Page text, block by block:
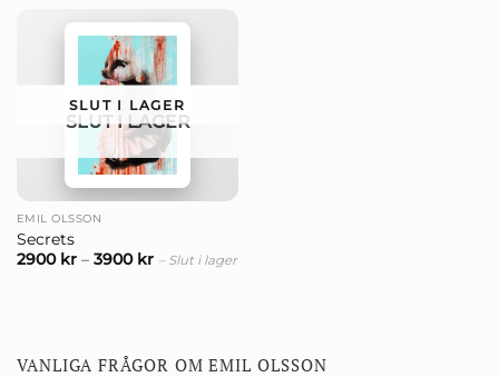
SLUT I LAGER
SLUT I LAGER
EMIL OLSSON
Secrets
2900 kr– 3900 kr – Slut i lager
VANLIGA FRÅGOR OM EMIL OLSSON